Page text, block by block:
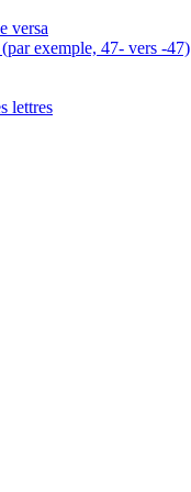
versa
exemple, 47- vers -47)
lettres